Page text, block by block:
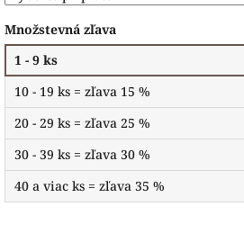
Množstevná zľava
1 - 9 ks
10 - 19 ks = zľava 15 %
20 - 29 ks = zľava 25 %
30 - 39 ks = zľava 30 %
40 a viac ks = zľava 35 %